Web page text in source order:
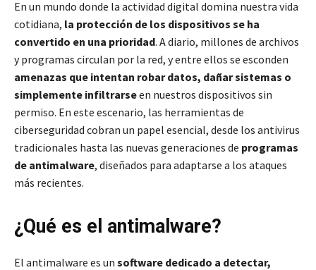
En un mundo donde la actividad digital domina nuestra vida
cotidiana, la protección de los dispositivos se ha
convertido en una prioridad. A diario, millones de archivos
y programas circulan por la red, y entre ellos se esconden
amenazas que intentan robar datos, dañar sistemas o
simplemente infiltrarseen nuestros dispositivos sin
permiso. En este escenario, las herramientas de
ciberseguridad cobran un papel esencial, desde los antivirus
tradicionales hasta las nuevas generaciones de programas
de antimalware, diseñados para adaptarse a los ataques
más recientes.
¿Qué es el antimalware?
El antimalware es un software dedicado a detectar,